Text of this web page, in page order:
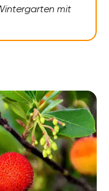
mit